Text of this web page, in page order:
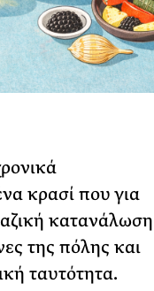
κρασί που για
κατανάλωση
της πόλης και
ταυτότητα.
πριν